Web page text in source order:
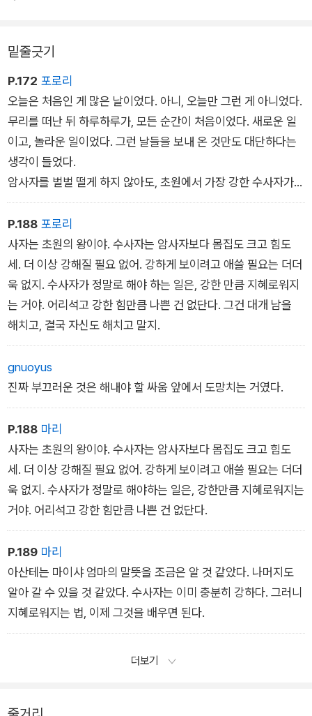
선 초원에 적응해 나가는 아산테의 감동적인 모험은 와니니 이야
기의 기존 팬들뿐 아니라 시리즈를 처음 접하는 독자들에게도 큰
울림을 선사할 것이다.
밑줄긋기
P.172 포로리
오늘은 처음인 게 많은 날이었다. 아니, 오늘만 그런 게 아니었다.
무리를 떠난 뒤 하루하루가, 모든 순간이 처음이었다. 새로운 일
이고, 놀라운 일이었다. 그런 날들을 보내 온 것만도 대단하다는
생각이 들었다.
암사자를 벌벌 떨게 하지 않아도, 초원에서 가장 강한 수사자가
되지 않아도, 암사자 무리를 만나지 못해 한심해 보이는 꼴로 초
원을 돌아다녀도, 그 어떤 순간에도 아산테와 후루는 대단한 나날
을 보내고 있었다.
P.188 포로리
사자는 초원의 왕이야. 수사자는 암사자보다 몸집도 크고 힘도
세. 더 이상 강해질 필요 없어. 강하게 보이려고 애쓸 필요는 더더
욱 없지. 수사자가 정말로 해야 하는 일은, 강한 만큼 지혜로워지
는 거야. 어리석고 강한 힘만큼 나쁜 건 없단다. 그건 대개 남을
해치고, 결국 자신도 해치고 말지.
gnuoyus
진짜 부끄러운 것은 해내야 할 싸움 앞에서 도망치는 거였다.
P.188 마리
사자는 초원의 왕이야. 수사자는 암사자보다 몸집도 크고 힘도
세. 더 이상 강해질 필요 없어. 강하게 보이려고 애쓸 필요는 더더
욱 없지. 수사자가 정말로 해야하는 일은, 강한만큼 지혜로워지는
거야. 어리석고 강한 힘만큼 나쁜 건 없단다.
P.189 마리
아산테는 마이샤 엄마의 말뜻을 조금은 알 것 같았다. 나머지도
알아 갈 수 있을 것 같았다. 수사자는 이미 충분히 강하다. 그러니
지혜로워지는 법, 이제 그것을 배우면 된다.
더보기